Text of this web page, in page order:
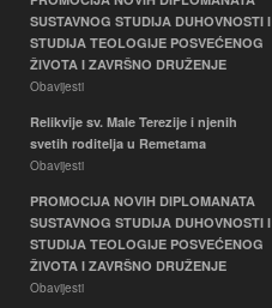
SUSTAVNOG STUDIJA DUHOVNOSTI I
STUDIJA TEOLOGIJE POSVEĆENOG
ŽIVOTA I ZAVRŠNO DRUŽENJE
Obavijesti
Relikvije sv. Male Terezije i njenih
svetih roditelja u Remetama
Obavijesti
PROMOCIJA NOVIH DIPLOMANATA
SUSTAVNOG STUDIJA DUHOVNOSTI I
STUDIJA TEOLOGIJE POSVEĆENOG
ŽIVOTA I ZAVRŠNO DRUŽENJE
Obavijesti